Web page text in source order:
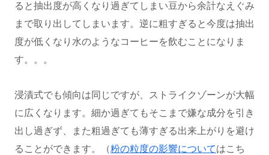
ると抽出度が高くなり過ぎてしまい豆から余計なえぐみ
まで取り出してしまいます。逆に粗すぎると今度は抽出
度が低くなり水のようなコーヒーを飲むことになりま
す。。。
浸漬式でも傾向は同じですが、ストライクゾーンが大幅
に広くなります。細か過ぎてもそこまで嫌な成分を引き
出し過ぎず、また粗過ぎても薄すぎる出来上がりを避け
ることができます。（粉の粒度の影響についてはこち